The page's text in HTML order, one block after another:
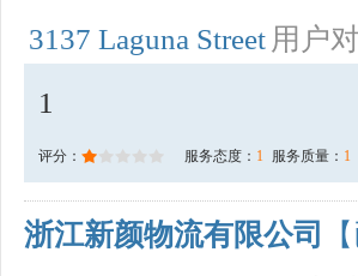
3137 Laguna Street 用户
1
评分： 服务态度： 1 服务质量： 1
浙江新颜物流有限公司